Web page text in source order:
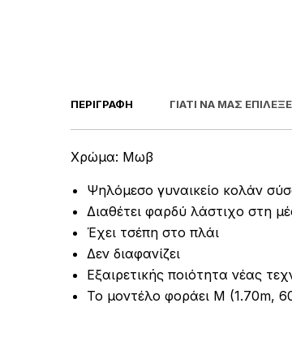
ΠΕΡΙΓΡΑΦΉ ΓΙΑΤΊ ΝΑ ΜΑΣ
Χρώμα: Μωβ
Ψηλόμεσο γυναικείο κολάν
Διαθέτει φαρδύ λάστιχο στη
Έχει τσέπη στο πλάι
Δεν διαφανίζει
Εξαιρετικής ποιότητα νέας
Το μοντέλο φοράει Μ (1.70m,